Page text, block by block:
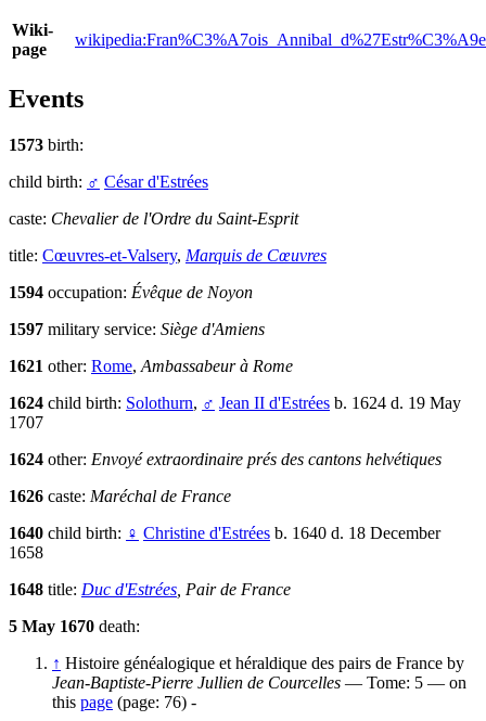
Wiki-
page
Events
1573 birth:
child birth: ♂ César d'Estrées
caste: Chevalier de l'Ordre du Saint-Esprit
title: Cœuvres-et-Valsery, Marquis de Cœuvres
1594 occupation: Évêque de Noyon
1597 military service: Siège d'Amiens
1621 other: Rome, Ambassabeur à Rome
1624 child birth: Solothurn, ♂ Jean II d'Estrées b. 1624 d. 19 May
1707
1624 other: Envoyé extraordinaire prés des cantons helvétiques
1626 caste: Maréchal de France
1640 child birth: ♀ Christine d'Estrées b. 1640 d. 18 December
1658
1648 title: Duc d'Estrées , Pair de France
5 May 1670 death:
↑ Histoire généalogique et héraldique des pairs de France by
Jean-Baptiste-Pierre Jullien de Courcelles — Tome: 5 — on
this page (page: 76) -